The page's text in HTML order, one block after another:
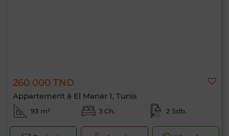
260 000 TND
Appartement à El Manar 1, Tunis
93 m² 3 Ch. 2 Sdb.